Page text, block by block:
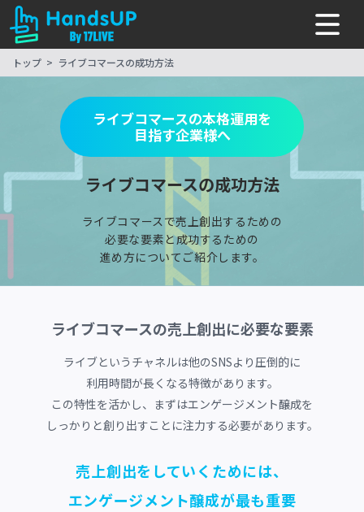
トップ ライブコマースの成功方法
ライブコマースの本格運用を
目指す企業様へ
ライブコマースの成功方法
ライブコマースで売上創出するための
必要な要素と成功するための
進め方についてご紹介します。
ライブコマースの売上創出に必要な要素
ライブというチャネルは他のSNSより圧倒的に
利用時間が長くなる特徴があります。
この特性を活かし、まずはエンゲージメント醸成を
しっかりと創り出すことに注力する必要があります。
売上創出をしていくためには、
エンゲージメント醸成が最も重要